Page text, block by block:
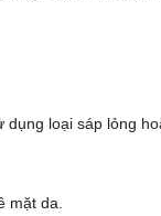
loại sáp lỏng
mặt da.